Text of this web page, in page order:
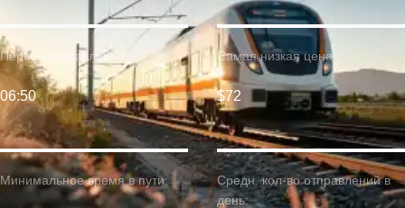
Минимальное время в пути:
Первое отправление:
06:50
Самая низкая цена:
$72
Средн. кол-во отправлений в
день: